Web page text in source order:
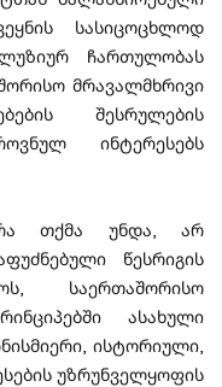
სასიცოცხლოდ
ჩართულობას
მრავალმხრივი
შესრულების
ინტერესებს
თქმა უნდა, არ
წესრიგის
საერთაშორისო
ასახული
ისტორიული,
უზრუნველყოფის